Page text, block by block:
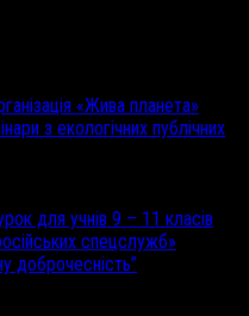
«Жива планета»
з екологічних публічних
для учнів 9 – 11 класів
спецслужб»
доброчесність”